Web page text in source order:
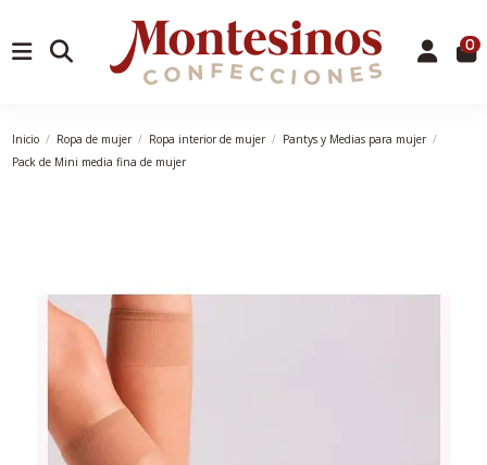
0
Inicio Ropa de mujer Ropa interior de mujer
Pantys y Medias para mujer
Pack de Mini media fina de mujer